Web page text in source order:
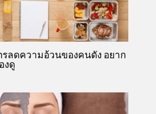
ลดความอ้วนของคนดัง อยาก
งดู